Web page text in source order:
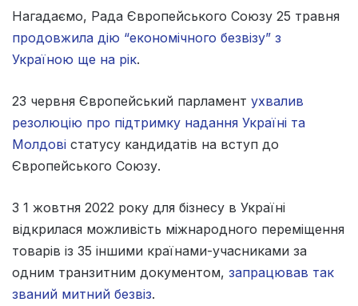
Нагадаємо, Рада Європейського Союзу 25 травня
продовжила дію “економічного безвізу” з
Україною ще на рік.
23 червня Європейський парламент ухвалив
резолюцію про підтримку надання Україні та
Молдові статусу кандидатів на вступ до
Європейського Союзу.
З 1 жовтня 2022 року для бізнесу в Україні
відкрилася можливість міжнародного переміщення
товарів із 35 іншими країнами-учасниками за
одним транзитним документом, запрацював так
званий митний безвіз.